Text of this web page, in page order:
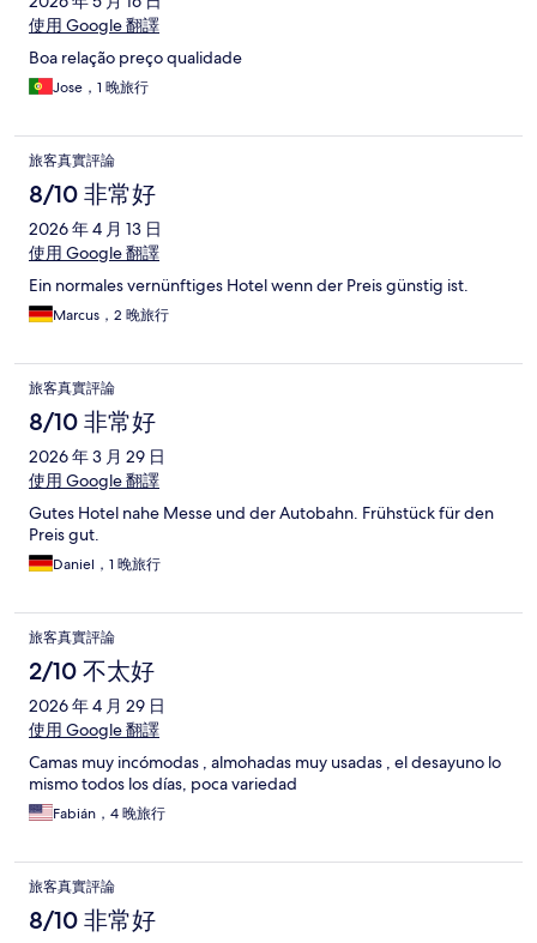
使用 Google 翻譯
Boa relação preço qualidade
Jose，1 晚旅行
旅客真實評論
8/10 非常好
2026 年 4 月 13 日
使用 Google 翻譯
Ein normales vernünftiges Hotel wenn der Preis günstig ist.
Marcus，2 晚旅行
旅客真實評論
8/10 非常好
2026 年 3 月 29 日
使用 Google 翻譯
Gutes Hotel nahe Messe und der Autobahn. Frühstück für den
Preis gut.
Daniel，1 晚旅行
旅客真實評論
2/10 不太好
2026 年 4 月 29 日
使用 Google 翻譯
Camas muy incómodas , almohadas muy usadas , el desayuno lo
mismo todos los días, poca variedad
Fabián，4 晚旅行
旅客真實評論
8/10 非常好